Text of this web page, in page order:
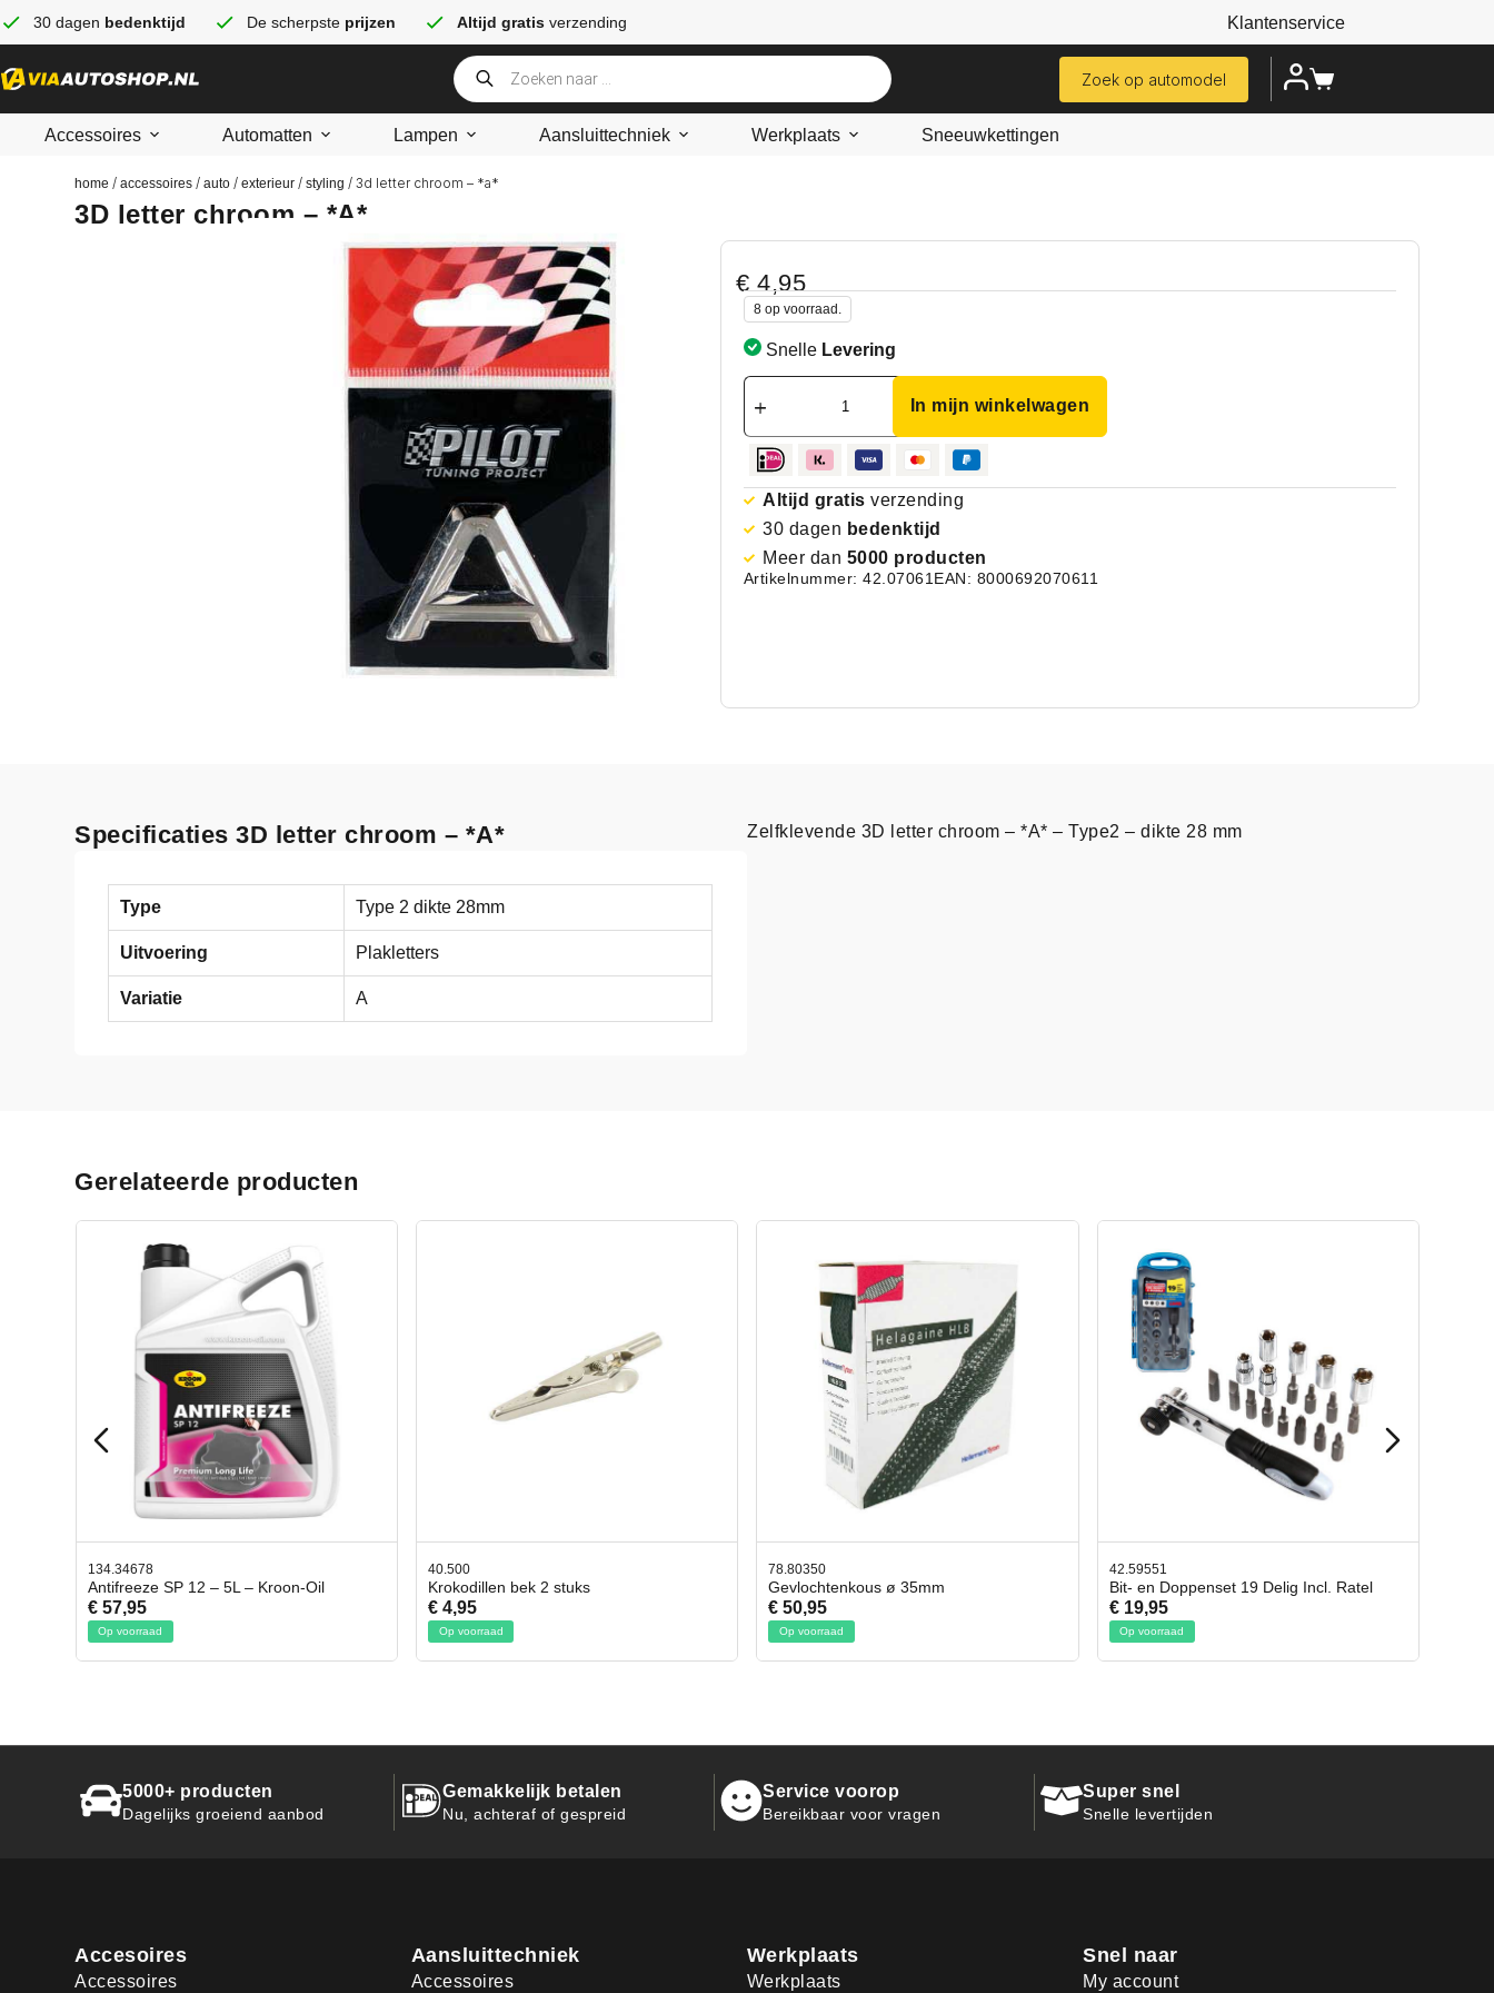
30 dagen bedenktijd De scherpste prijzen Altijd gratis verzending Klantenservice
Zoek op automodel
Accessoires Automatten Lampen Aansluittechniek Werkplaats Sneeuwkettingen
home /accessoires /auto /exterieur /styling / 3d letter chroom – *a*
3D letter chroom – *A*
€4,95
8 op voorraad.
Snelle Levering
In mijn winkelwagen
Altijd gratis verzending
30 dagen bedenktijd
Meer dan 5000 producten
Artikelnummer: 42.07061EAN: 8000692070611
Specificaties 3D letter chroom – *A*
Type Type 2 dikte 28mm
Uitvoering Plakletters
Variatie A
Zelfklevende 3D letter chroom – *A* – Type2 – dikte 28 mm
Gerelateerde producten
40.500
Krokodillen bek 2 stuks
€ 4,95
Op voorraad
78.80350
Gevlochtenkous ø 35mm
€ 50,95
Op voorraad
42.59551
Bit- en Doppenset 19 Delig Incl. Ratel
€ 19,95
Op voorraad
42.65998
Afbreekmes 2 stuks
€ 10,95
Op voorraad
5000+ producten
Dagelijks groeiend aanbod
Gemakkelijk betalen
Nu, achteraf of gespreid
Service voorop
Bereikbaar voor vragen
Super snel
Snelle levertijden
Accesoires
Accessoires
Aansluittechniek
Accessoires
Werkplaats
Werkplaats
Snel naar
My account